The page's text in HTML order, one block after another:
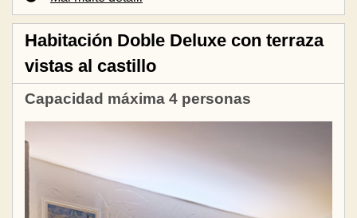
Habitación Doble Deluxe con terraza
vistas al castillo
Capacidad máxima 4 personas